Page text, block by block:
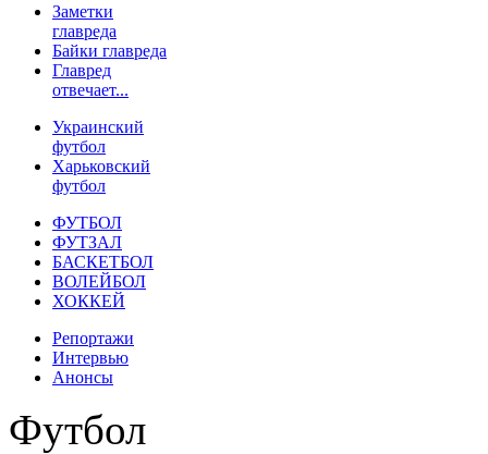
Заметки
главреда
Байки главреда
Главред
отвечает...
Украинский
футбол
Харьковский
футбол
ФУТБОЛ
ФУТЗАЛ
БАСКЕТБОЛ
ВОЛЕЙБОЛ
ХОККЕЙ
Репортажи
Интервью
Анонсы
Футбол